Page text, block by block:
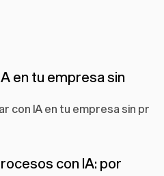
en tu empresa sin
con IA en tu empresa sin
con IA: por